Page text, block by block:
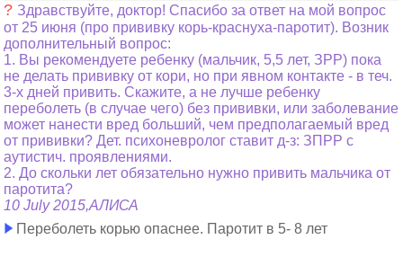
? Здравствуйте, доктор! Спасибо за ответ на мой вопрос
от 25 июня (про прививку корь-краснуха-паротит). Возник
дополнительный вопрос:
1. Вы рекомендуете ребенку (мальчик, 5,5 лет, ЗРР) пока
не делать прививку от кори, но при явном контакте - в теч.
3-х дней привить. Скажите, а не лучше ребенку
переболеть (в случае чего) без прививки, или заболевание
может нанести вред больший, чем предполагаемый вред
от прививки? Дет. психоневролог ставит д-з: ЗПРР с
аутистич. проявлениями.
2. До скольки лет обязательно нужно привить мальчика от
паротита?
10 July 2015,АЛИСА
Переболеть корью опаснее. Паротит в 5- 8 лет